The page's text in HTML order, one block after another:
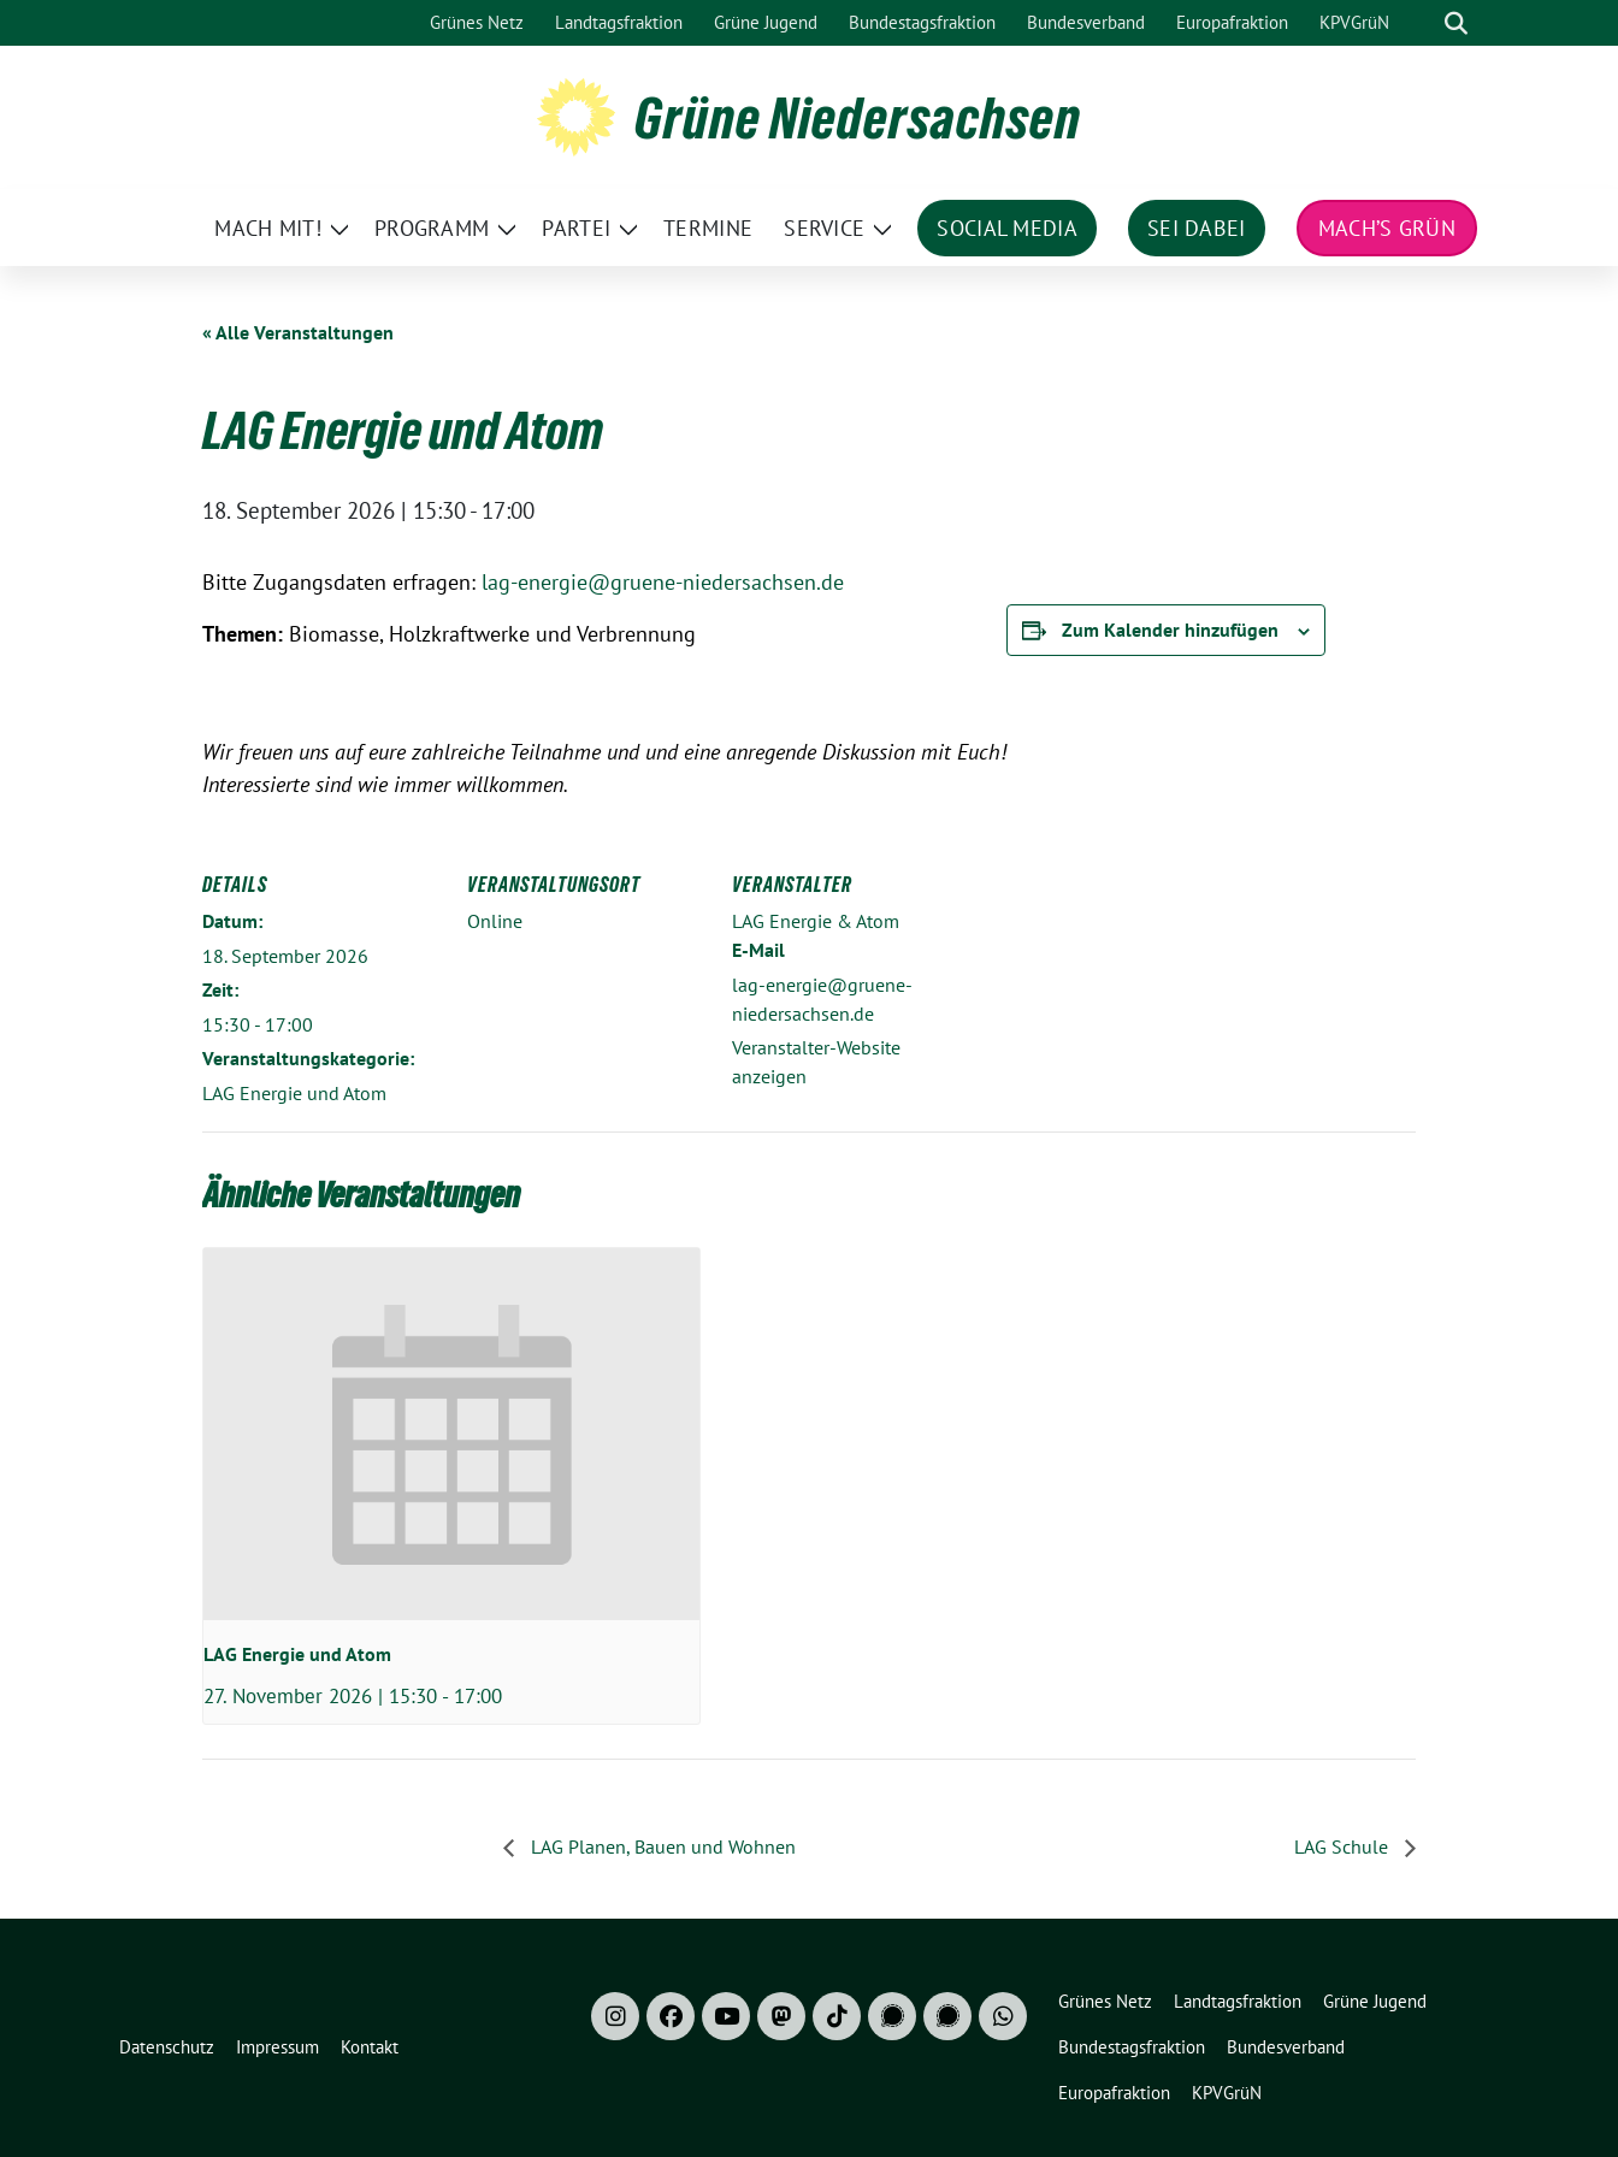
zum
Grünes Netz Landtagsfraktion Grüne Jugend Bundestagsfraktion Bundesverband Europafraktion KPVGrüN Suche
Grüne Niedersachsen
MACH MIT!
Zeige
PROGRAMM
Zeige
PARTEI
Zeige
TERMINE SERVICE
Zeige
SOCIAL MEDIA SEI DABEI MACH’S GRÜN
« Alle Veranstaltungen
LAG Energie und Atom
18. September 2026 | 15:30- 17:00
Bitte Zugangsdaten erfragen: lag-energie@gruene-niedersachsen.de
Themen: Biomasse, Holzkraftwerke und Verbrennung
Wir freuen uns auf eure zahlreiche Teilnahme und und eine anregende Diskussion mit Euch!
Interessierte sind wie immer willkommen.
Zum Kalender hinzufügen
DETAILS
Datum:
18. September 2026
Zeit:
15:30 - 17:00
Veranstaltungskategorie:
LAG Energie und Atom
VERANSTALTUNGSORT
Online
VERANSTALTER
LAG Energie & Atom
E-Mail
lag-energie@gruene-
niedersachsen.de
Veranstalter-Website
anzeigen
Ähnliche Veranstaltungen
LAG Energie und Atom
27. November 2026 | 15:30 - 17:00
LAG Planen, Bauen und Wohnen LAG Schule
Datenschutz Impressum Kontakt
Grünes Netz Landtagsfraktion
Grüne Jugend
Bundestagsfraktion
Bundesverband
Europafraktion
KPVGrüN